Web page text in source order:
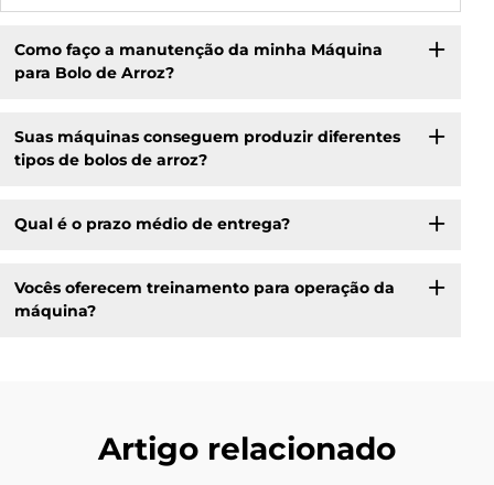
Como faço a manutenção da minha Máquina
para Bolo de Arroz?
Suas máquinas conseguem produzir diferentes
tipos de bolos de arroz?
Qual é o prazo médio de entrega?
Vocês oferecem treinamento para operação da
máquina?
Artigo relacionado